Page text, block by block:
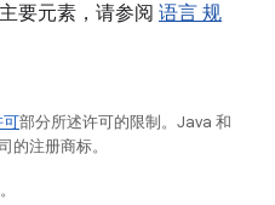
要元素，请参阅 语言 规
可部分所述许可的限制。Java 和
注册商标。